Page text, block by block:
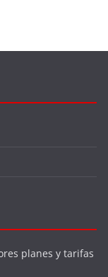
planes y tarifas